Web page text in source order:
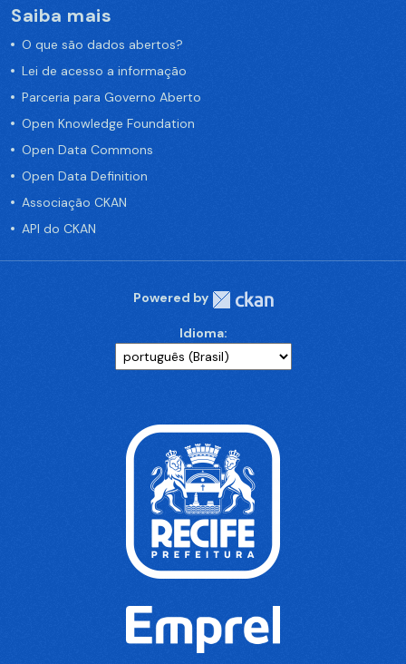
Saiba mais
O que são dados abertos?
Lei de acesso a informação
Parceria para Governo Aberto
Open Knowledge Foundation
Open Data Commons
Open Data Definition
Associação CKAN
API do CKAN
Powered by
Idioma